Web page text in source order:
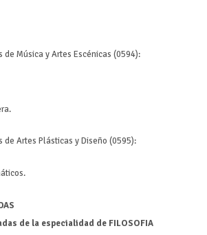
de Música y Artes Escénicas (0594):
de Artes Plásticas y Diseño (0595):
de la especialidad de FILOSOFIA